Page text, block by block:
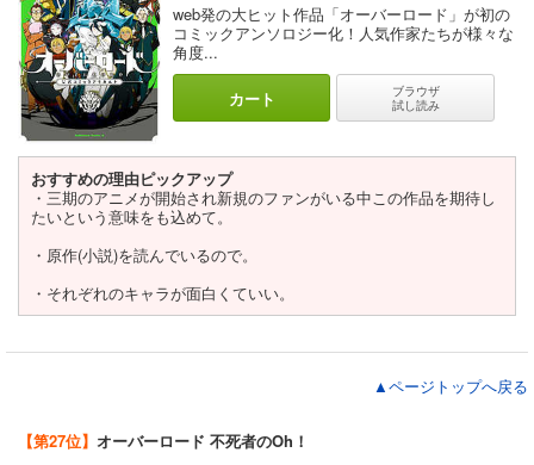
web発の大ヒット作品「オーバーロード」が初の
コミックアンソロジー化！人気作家たちが様々な
角度...
カート
ブラウザ
試し読み
おすすめの理由ピックアップ
・三期のアニメが開始され新規のファンがいる中この作品を期待し
たいという意味をも込めて。
・原作(小説)を読んでいるので。
・それぞれのキャラが面白くていい。
▲ページトップへ戻る
【第27位】 オーバーロード 不死者のOh！